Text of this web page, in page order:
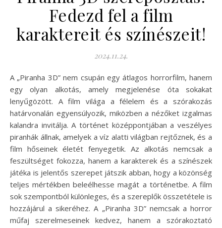
Fedezd fel a film
karaktereit és színészeit!
2024.11.24.
A „Piranha 3D” nem csupán egy átlagos horrorfilm, hanem
egy olyan alkotás, amely megjelenése óta sokakat
lenyűgözött. A film világa a félelem és a szórakozás
határvonalán egyensúlyozik, miközben a nézőket izgalmas
kalandra invitálja. A történet középpontjában a veszélyes
piranhák állnak, amelyek a víz alatti világban rejtőznek, és a
film hőseinek életét fenyegetik. Az alkotás nemcsak a
feszültséget fokozza, hanem a karakterek és a színészek
játéka is jelentős szerepet játszik abban, hogy a közönség
teljes mértékben beleélhesse magát a történetbe. A film
sok szempontból különleges, és a szereplők összetétele is
hozzájárul a sikeréhez. A „Piranha 3D” nemcsak a horror
műfaj szerelmeseinek kedvez, hanem a szórakoztató